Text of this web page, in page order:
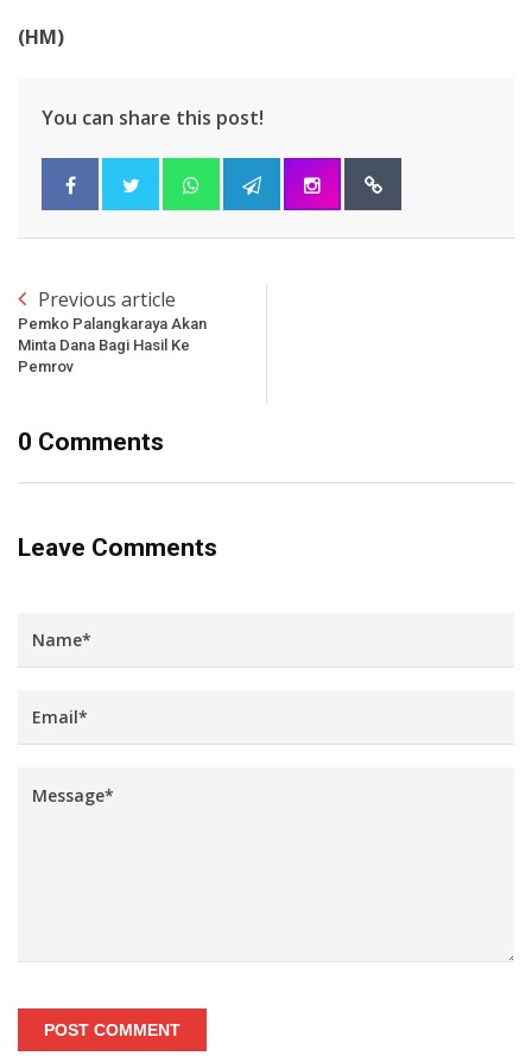
(HM)
You can share this post!
Previous article
Pemko Palangkaraya Akan
Minta Dana Bagi Hasil Ke
Pemrov
0 Comments
Leave Comments
POST COMMENT